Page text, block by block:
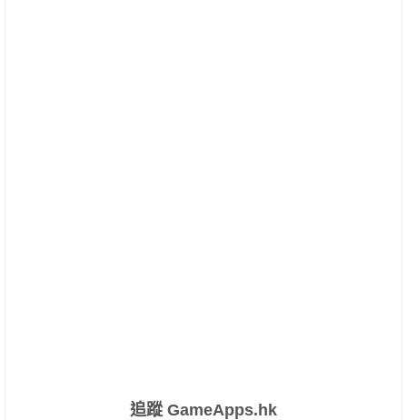
追蹤 GameApps.hk